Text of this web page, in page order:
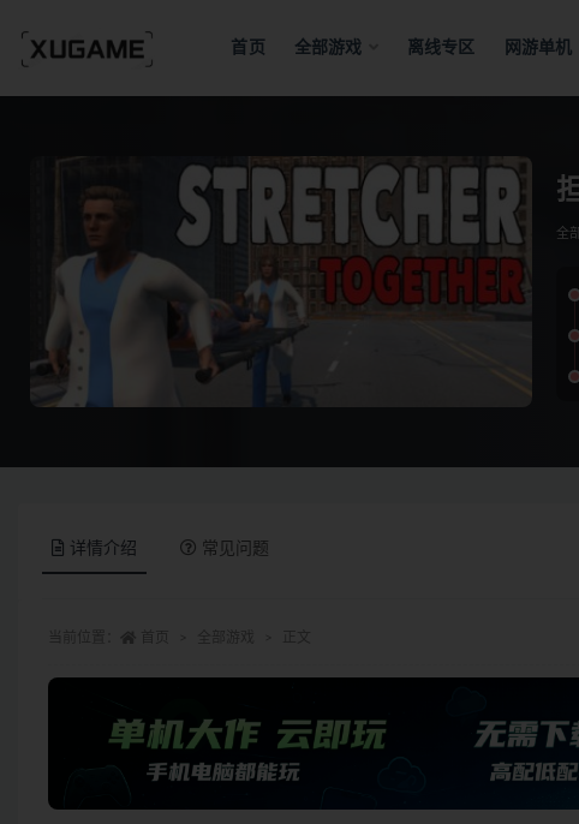
首页 全部游戏 离线专区 网游单机
全
详情介绍 常见问题